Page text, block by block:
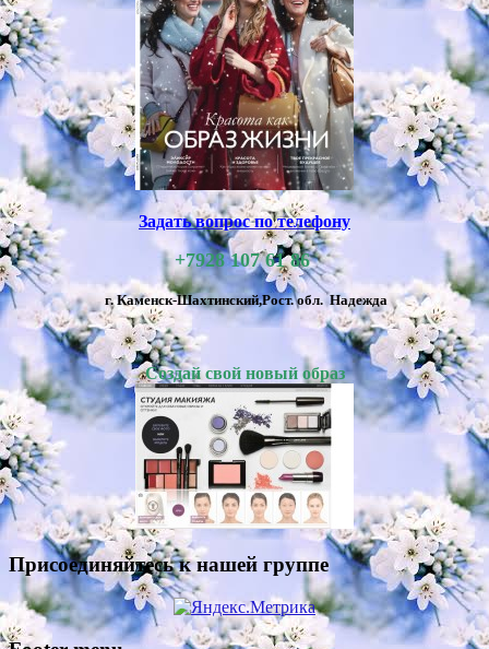
Задать вопрос по телефону
+7928 107 61 86
г. Каменск-Шахтинский,Рост. обл. Надежда
Создай свой новый образ
Присоединяйтесь к нашей группе